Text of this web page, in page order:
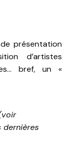
présentation
d’artistes
bref, un «
dernières